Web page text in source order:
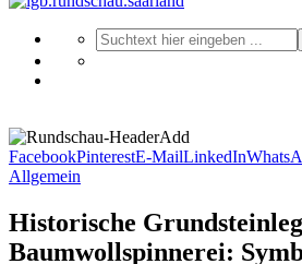
FacebookPinterestE-MailLinkedIn
Allgemein
Historische
Baumwollspinnerei: